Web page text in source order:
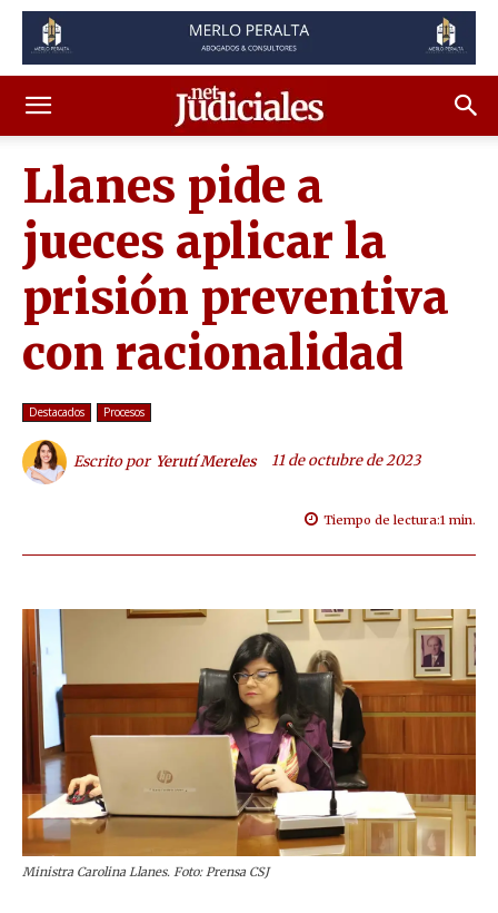
Llanes pide a
jueces aplicar la
prisión preventiva
con racionalidad
Destacados Procesos
Escrito por Yerutí Mereles 11 de octubre de 2023
Tiempo de lectura:1 min.
Ministra Carolina Llanes. Foto: Prensa CSJ